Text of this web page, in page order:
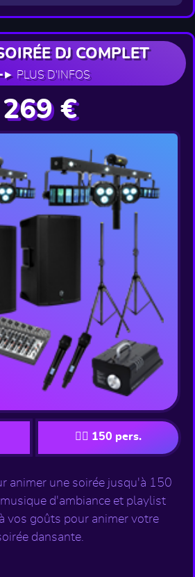
DJ COMPLET
PLUS D'INFOS
269 €
👯‍♂️ 150 pers.
animer une soirée jusqu'à 150
d'ambiance et playlist
vos goûts pour animer votre
dansante.